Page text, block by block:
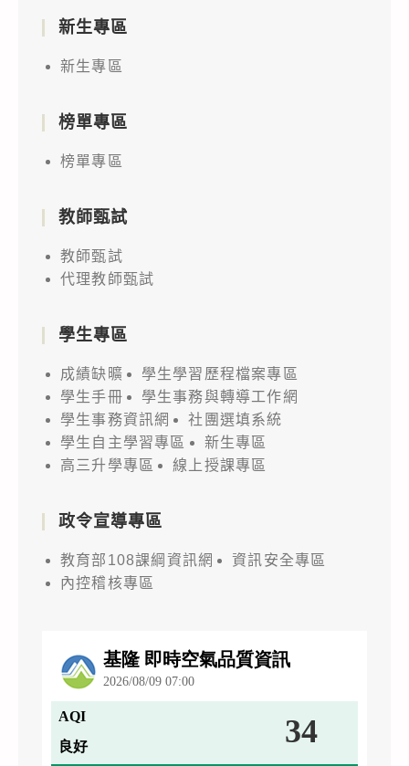
新生專區
新生專區
榜單專區
榜單專區
教師甄試
教師甄試
代理教師甄試
學生專區
成績缺曠
學生學習歷程檔案專區
學生手冊
學生事務與轉導工作網
學生事務資訊網
社團選填系統
學生自主學習專區
新生專區
高三升學專區
線上授課專區
政令宣導專區
教育部108課綱資訊網
資訊安全專區
內控稽核專區